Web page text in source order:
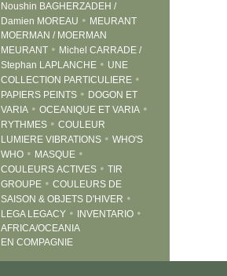
Noushin BAGHERZADEH /
Damien MOREAU • MEURANT
MOERMAN / MOERMAN
MEURANT • Michel CARRADE /
Stephan LAPLANCHE • UNE
COLLECTION PARTICULIERE •
PAPIERS PEINTS • DOGON ET
VARIA • OCEANIQUE ET VARIA •
RYTHMES • COULEUR
LUMIERE VIBRATIONS • WHO'S
WHO • MASQUE •
COULEURS ACTIVES • TIR
GROUPE • COULEURS DE
SAISON & OBJETS D'HIVER •
LEGA LEGACY • INVENTARIO •
AFRICA/OCEANIA
EN COMPAGNIE